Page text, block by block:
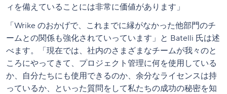
ィを備えていることには非常に価値があります」
「Wrike のおかげで、これまでに縁がなかった他部門のチ
ームとの関係も強化されていっています」と Batelli 氏は述
べます。「現在では、社内のさまざまなチームが我々のと
ころにやってきて、プロジェクト管理に何を使用している
か、自分たちにも使用できるのか、余分なライセンスは持
っているか、といった質問をして私たちの成功の秘密を知